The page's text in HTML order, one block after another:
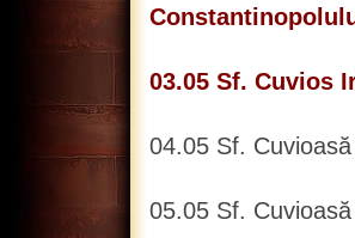
03.05 Sf. Cuvios
04.05 Sf.
05.05 Sf.